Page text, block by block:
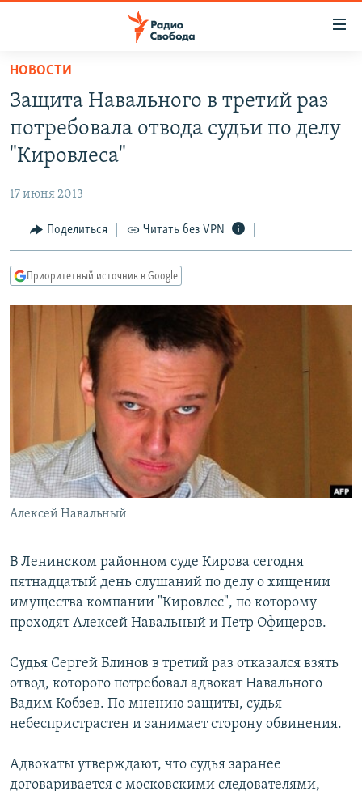
упрощенного
доступа
основному
Вернутся
Вернутся
ПОДКАСТЫ
АВТОРСКИЕ ПРОЕКТЫ
МНЕНИЯ
КУЛЬТУРА
КАВКАЗ.РЕАЛИИ
СЕВЕР.РЕАЛИИ
СИБИРЬ.РЕАЛИИ
РАСПИСАНИЕ ВЕЩАНИЯ
ПОДПИШИТЕСЬ НА РАССЫЛКУ
СОЦИАЛЬНЫЕ СЕТИ
Все сайты РСЕ/РС
НОВОСТИ
Защита Навального в третий раз
потребовала отвода судьи по делу
"Кировлеса"
17 июня 2013
Поделиться Читать без VPN
Приоритетный источник в Google
Алексей Навальный
В Ленинском районном суде Кирова сегодня
пятнадцатый день слушаний по делу о хищении
имущества компании "Кировлес", по которому
проходят Алексей Навальный и Петр Офицеров.
Судья Сергей Блинов в третий раз отказался взять
отвод, которого потребовал адвокат Навального
Вадим Кобзев. По мнению защиты, судья
небеспристрастен и занимает сторону обвинения.
Адвокаты утверждают, что судья заранее
договаривается с московскими следователями,